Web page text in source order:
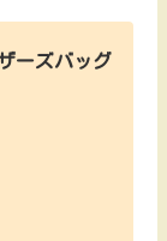
ーズバッグ